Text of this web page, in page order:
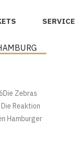
SERVICE
Zebras
Reaktion
Hamburger